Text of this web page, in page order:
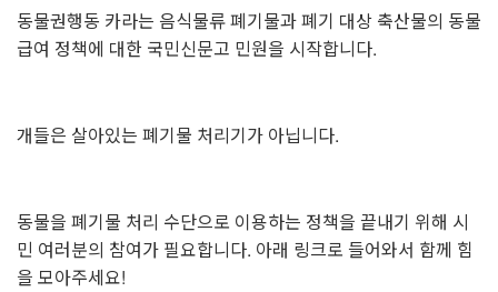
동물권행동 카라는 음식물류 폐기물과 폐기 대상 축산물의 동물
급여 정책에 대한 국민신문고 민원을 시작합니다.
개들은 살아있는 폐기물 처리기가 아닙니다.
동물을 폐기물 처리 수단으로 이용하는 정책을 끝내기 위해 시
민 여러분의 참여가 필요합니다. 아래 링크로 들어와서 함께 힘
을 모아주세요!